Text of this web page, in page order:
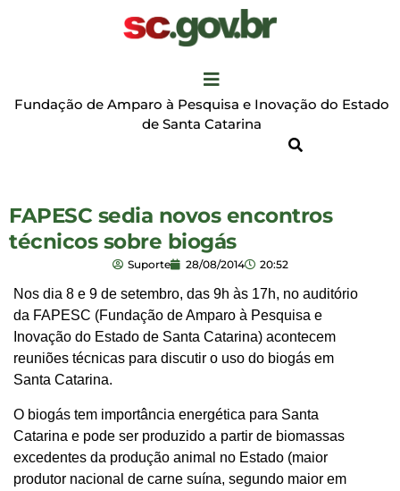
Fundação de Amparo à Pesquisa e Inovação do Estado
de Santa Catarina
FAPESC sedia novos encontros
técnicos sobre biogás
Suporte 28/08/2014 20:52
Nos dia 8 e 9 de setembro, das 9h às 17h, no auditório
da FAPESC (Fundação de Amparo à Pesquisa e
Inovação do Estado de Santa Catarina) acontecem
reuniões técnicas para discutir o uso do biogás em
Santa Catarina.
O biogás tem importância energética para Santa
Catarina e pode ser produzido a partir de biomassas
excedentes da produção animal no Estado (maior
produtor nacional de carne suína, segundo maior em